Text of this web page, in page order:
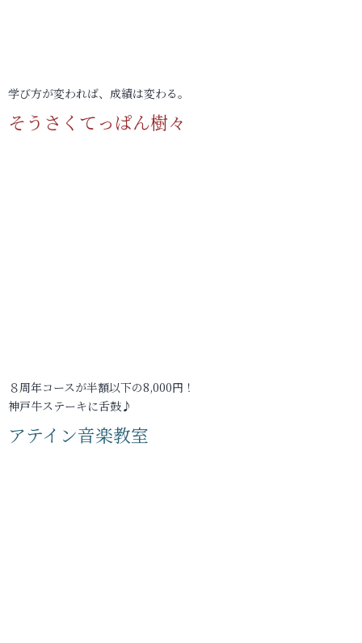
学び方が変われば、成績は変わる。
そうさくてっぱん樹々
８周年コースが半額以下の8,000円！
神戸牛ステーキに舌鼓♪
アテイン音楽教室